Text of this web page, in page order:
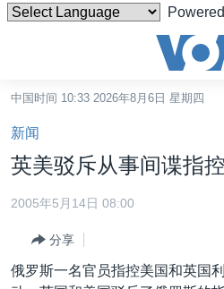
碍
链
接
跳
转
跳
港澳
国际
中国时间 10:33 2026年8月6日 星期四
新闻
英美驳斥从事间谍指控
2005年5月14日 08:00
分享
俄罗斯一名官员指控美国和英国